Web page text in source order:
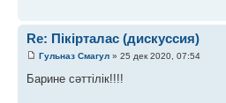
Re: Пікірталас (дискуссия)
Гульназ Смагул » 25 дек 2020, 07:54
Барине сәттілік!!!!